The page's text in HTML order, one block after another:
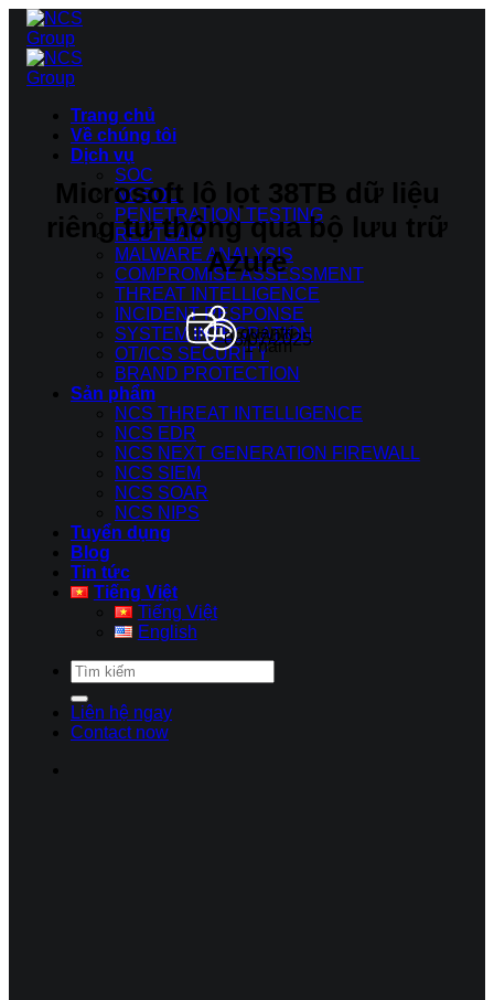
Bỏ
qua
nội
dung
Trang chủ
Về chúng tôi
Dịch vụ
SOC
NCSOC
PENETRATION TESTING
REDTEAM
MALWARE ANALYSIS
COMPROMISE ASSESSMENT
THREAT INTELLIGENCE
INCIDENT RESPONSE
SYSTEM INTEGRATION
OT/ICS SECURITY
BRAND PROTECTION
Sản phẩm
NCS THREAT INTELLIGENCE
NCS EDR
NCS NEXT GENERATION FIREWALL
NCS SIEM
NCS SOAR
NCS NIPS
Tuyển dụng
Blog
Tin tức
Tiếng Việt
Tiếng Việt
English
Liên hệ ngay
Contact now
Microsoft lộ lọt 38TB dữ liệu
riêng tư thông qua bộ lưu trữ
Azure
quantri
08/07/2025
1 năm